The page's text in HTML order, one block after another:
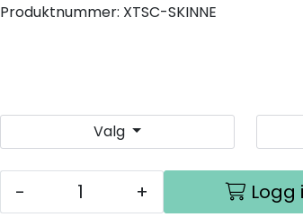
Produktnummer: XTSC-SKINNE
Valg
- + Logg